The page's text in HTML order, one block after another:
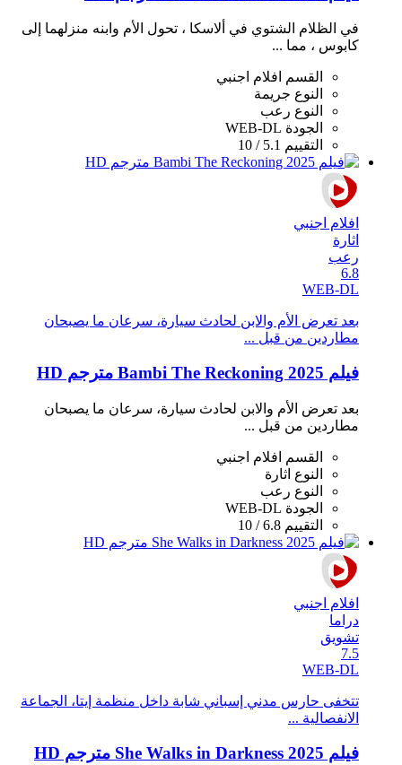
في الظلام الشتوي في ألاسكا ، تحول الأم وابنه منزلهما إلى
كابوس ، مما ...
القسم
افلام اجنبي
النوع جريمة
النوع رعب
الجودة WEB-DL
التقييم 5.1 / 10
افلام اجنبي
اثارة
رعب
6.8
WEB-DL
بعد تعرض الأم والابن لحادث سيارة، سرعان ما يصبحان
مطاردين من قبل ...
فيلم Bambi The Reckoning 2025 مترجم HD
بعد تعرض الأم والابن لحادث سيارة، سرعان ما يصبحان
مطاردين من قبل ...
القسم
افلام اجنبي
النوع اثارة
النوع رعب
الجودة WEB-DL
التقييم 6.8 / 10
افلام اجنبي
دراما
تشويق
7.5
WEB-DL
تتخفى حارس مدني إسباني شابة داخل منظمة إيتا، الجماعة
الانفصالية ...
فيلم She Walks in Darkness 2025 مترجم HD